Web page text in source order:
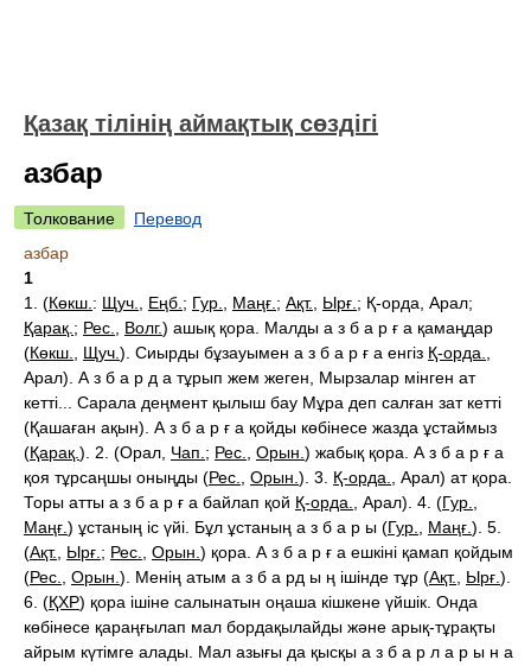
Қазақ тілінің аймақтық сөздігі
азбар
Толкование
Перевод
азбар
1
1. (Көкш. : Щуч. Еңб. ; Гур. Маңғ. ; Ақт. Ырғ. ; Қ-орда, Арал;
Қарақ. ; Рес. Волг.) ашық қора. Малды а з б а р ғ а қамаңдар
(Көкш. Щуч. ). Сиырды бұзауымен а з б а р ғ а енгіз Қ-орда.
Арал). А з б а р д а тұрып жем жеген, Мырзалар мінген ат
кетті... Сарала деңмент қылыш бау Мұра деп салған зат кетті
(Қашаған ақын). А з б а р ғ а қойды көбінесе жазда ұстаймыз
(Қарақ. ). 2. (Орал, Чап. ; Рес. Орын. ) жабық қора. А з б а р ғ а
қоя тұрсаңшы оныңды (Рес. Орын. ). 3. Қ-орда. Арал) ат қора.
Торы атты а з б а р ғ а байлап қой Қ-орда. Арал). 4. (Гур.
Маңғ. ) ұстаның іс үйі. Бұл ұстаның а з б а р ы (Гур. Маңғ. ). 5.
(Ақт. Ырғ. ; Рес. Орын. ) қора. А з б а р ғ а ешкіні қамап қойдым
(Рес. Орын. ). Менің атым а з б а рд ы ң ішінде тұр (Ақт. Ырғ. ).
6. (ҚХР) қора ішіне салынатын оңаша кішкене үйшік. Онда
көбінесе қараңғылап мал бордақылайды және арық-тұрақты
айрым күтімге алады. Мал азығы да қысқы а з б а р л а р ы н а